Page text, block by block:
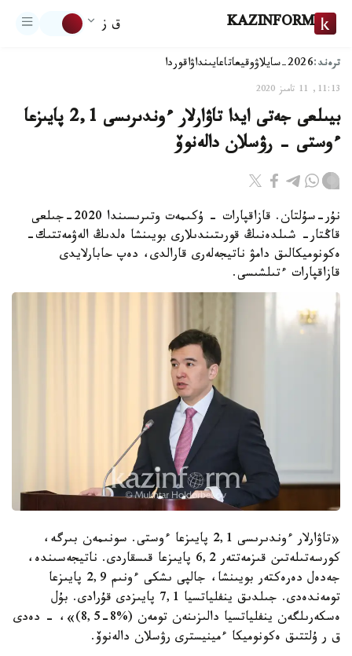
KAZINFORM ق ز
ترەند:2026-سايلاۋ وقيعاتاعايىنداۋاقوردا
11:13, 11 تامىز 2020
بيىلعى جەتى ايدا تاۋارلار ءوندىرىسى 2,1 پايىزعا
ءوستى - رۋسلان دالەنوۆ
نۇر-سۇلتان. قازاقپارات - ۇكىمەت وتىرىسىندا 2020-جىلعى
قاڭتار- شىلدەنىڭ قورىتىندىلارى بويىنشا ەلدىڭ الەۋمەتتىك-
ەكونوميكالىق دامۋ ناتيجەلەرى قارالدى، دەپ حابارلايدى
قازاقپارات ءتىلشىسى.
«تاۋارلار ءوندىرىسى 2,1 پايىزعا ءوستى. سونىمەن بىرگە،
كورسەتىلەتىن قىزمەتتەر 6,2 پايىزعا قىسقاردى. ناتيجەسىندە،
جەدەل دەرەكتەر بويىنشا، جالپى ىشكى ءونىم 2,9 پايىزعا
تومەندەدى. جىلدىق ينفلياتسيا 7,1 پايىزدى قۇرادى. بۇل
ەسكەرىلگەن ينفلياتسيا دالىزىنەن تومەن (%8-8,5)»، - دەدى
ق ر ۇلتتىق ەكونوميكا ءمينيسترى رۋسلان دالەنوۆ.